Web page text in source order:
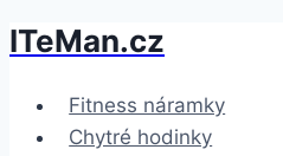
Přeskočit
obsah
ITeMan.cz
Fitness náramky
Chytré hodinky